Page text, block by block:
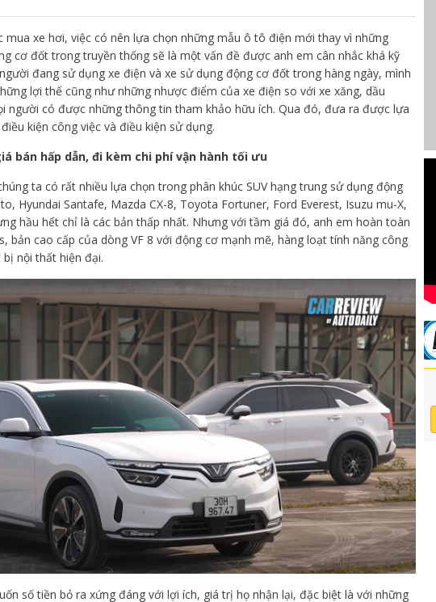
mua xe hơi, việc có nên lựa chọn những mẫu ô tô điện mới thay vì những
cơ đốt trong truyền thống sẽ là một vấn đề được anh em cân nhắc khá kỹ
đang sử dụng xe điện và xe sử dụng động cơ đốt trong hàng ngày, mình
lợi thế cũng như những nhược điểm của xe điện so với xe xăng, dầu
người có được những thông tin tham khảo hữu ích. Qua đó, đưa ra được lựa
kiện công việc và điều kiện sử dụng.
bán hấp dẫn, đi kèm chi phí vận hành tối ưu
ta có rất nhiều lựa chọn trong phân khúc SUV hạng trung sử dụng động
Hyundai Santafe, Mazda CX-8, Toyota Fortuner, Ford Everest, Isuzu mu-X,
hầu hết chỉ là các bản thấp nhất. Nhưng với tầm giá đó, anh em hoàn toàn
bản cao cấp của dòng VF 8 với động cơ mạnh mẽ, hàng loạt tính năng công
nội thất hiện đại.
số tiền bỏ ra xứng đáng với lợi ích, giá trị họ nhận lại, đặc biệt là với những